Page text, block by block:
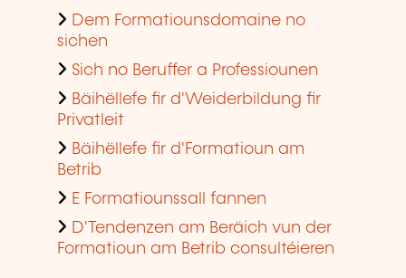
Dem Formatiounsdomaine no
sichen
Sich no Beruffer a Professiounen
Bäihëllefe fir d'Weiderbildung fir
Privatleit
Bäihëllefe fir d'Formatioun am
Betrib
E Formatiounssall fannen
D'Tendenzen am Beräich vun der
Formatioun am Betrib consultéieren